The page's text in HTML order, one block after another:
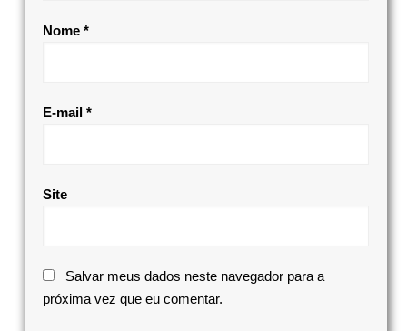
Nome *
E-mail *
Site
Salvar meus dados neste navegador para a
próxima vez que eu comentar.